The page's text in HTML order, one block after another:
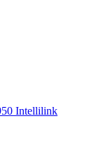
Intellilink